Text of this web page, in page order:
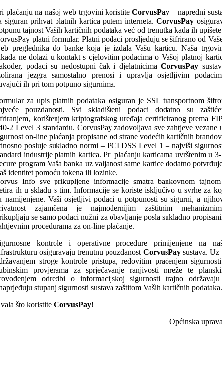
plaćanju na našoj web trgovini koristiteCorvusPay – napredni
siguran prihvat platnih kartica putem interneta.CorvusPay
tajnost Vaših kartičnih podataka već od trenutka kada ih
platni formular. Platni podaci prosljeđuju se šifrirano od
preglednika do banke koja je izdala Vašu karticu. Naša
ne dolazi u kontakt s cjelovitim podacima o Vašoj platnoj
podaci su nedostupni čak i djelatnicimaCorvusPay
jezgra samostalno prenosi i upravlja osjetljivim
ih pri tom potpuno sigurnima.
za upis platnih podataka osiguran je SSL transportnom
pouzdanosti. Svi skladišteni podaci dodatno su
korištenjem kriptografskog uređaja certificiranog prema
2 Level 3 standardu. CorvusPay zadovoljava sve zahtjeve vezane
on-line plaćanja propisane od strane vodećih kartičnih
posluje sukladno normi – PCI DSS Level 1 – najviši
industrije platnih kartica. Pri plaćanju karticama uvrštenim u
program Vaša banka uz valjanost same kartice dodatno
identitet pomoću tokena ili lozinke.
Info sve prikupljene informacije smatra bankovnom
ih u skladu s tim. Informacije se koriste isključivo u svrhe za
namijenjene. Vaši osjetljivi podaci u potpunosti su sigurni, a
zajamčena je najmodernijim zaštitnim
se samo podaci nužni za obavljanje posla sukladno
procedurama za on-line plaćanje.
kontrole i operativne procedure primijenjene na
osiguravaju trenutnu pouzdanost CorvusPaysustava. Uz
stroge kontrole pristupa, redovitim praćenjem
provjerama za sprječavanje ranjivosti mreže te
odredbi o informacijskoj sigurnosti trajno
stupanj sigurnosti sustava zaštitom Vaših kartičnih podataka.
što koristiteCorvusPay!
Općinska uprava